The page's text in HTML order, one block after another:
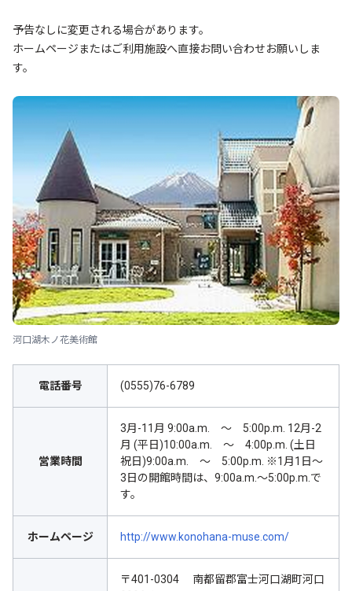
予告なしに変更される場合があります。
ホームページまたはご利用施設へ直接お問い合わせお願いしま
す。
河口湖木ノ花美術館
電話番号 (0555)76-6789
営業時間
3月-11月 9:00a.m. ～ 5:00p.m. 12月-2
月 (平日)10:00a.m. ～ 4:00p.m. (土日
祝日)9:00a.m. ～ 5:00p.m. ※1月1日～
3日の開館時間は、9:00a.m.～5:00p.m.で
す。
ホームページ http://www.konohana-muse.com/
〒401-0304 南都留郡富士河口湖町河口